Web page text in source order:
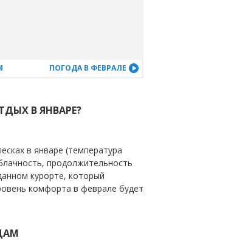
ПОГОДА В ФЕВРАЛЕ
В ЯНВАРЕ?
в январе (температура
продолжительность
курорте, который
комфорта в феврале будет